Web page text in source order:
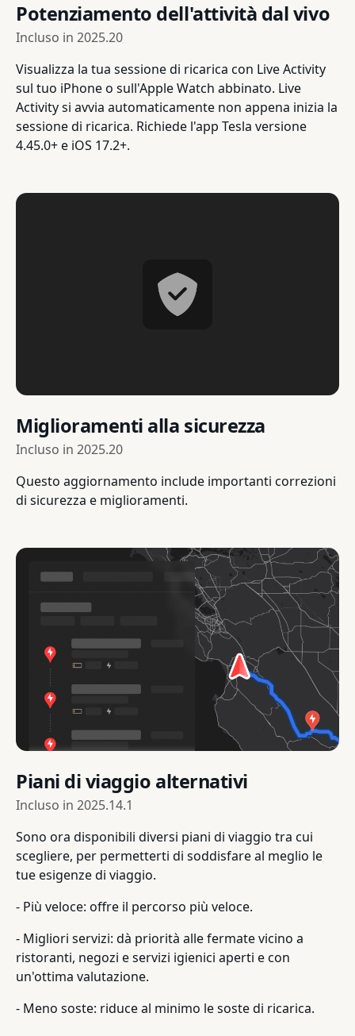
Potenziamento dell'attività dal vivo
Incluso in 2025.20
Visualizza la tua sessione di ricarica con Live Activity
sul tuo iPhone o sull'Apple Watch abbinato. Live
Activity si avvia automaticamente non appena inizia la
sessione di ricarica. Richiede l'app Tesla versione
4.45.0+ e iOS 17.2+.
Miglioramenti alla sicurezza
Incluso in 2025.20
Questo aggiornamento include importanti correzioni
di sicurezza e miglioramenti.
Piani di viaggio alternativi
Incluso in 2025.14.1
Sono ora disponibili diversi piani di viaggio tra cui
scegliere, per permetterti di soddisfare al meglio le
tue esigenze di viaggio.
- Più veloce: offre il percorso più veloce.
- Migliori servizi: dà priorità alle fermate vicino a
ristoranti, negozi e servizi igienici aperti e con
un'ottima valutazione.
- Meno soste: riduce al minimo le soste di ricarica.